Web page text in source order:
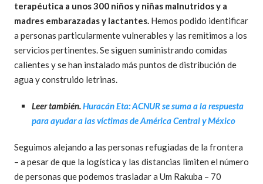
terapéutica a unos 300 niños y niñas malnutridos y a
madres embarazadas y lactantes. Hemos podido identificar
a personas particularmente vulnerables y las remitimos a los
servicios pertinentes. Se siguen suministrando comidas
calientes y se han instalado más puntos de distribución de
agua y construido letrinas.
Leer también.Huracán Eta: ACNUR se suma a la respuesta
para ayudar a las víctimas de América Central y México
Seguimos alejando a las personas refugiadas de la frontera
– a pesar de que la logística y las distancias limiten el número
de personas que podemos trasladar a Um Rakuba – 70